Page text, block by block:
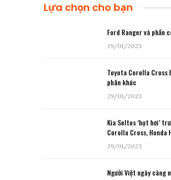
Lựa chọn cho bạn
Ford Ranger và phần
29/01/2023
Toyota Corolla Cross
phân khúc
29/01/2023
Kia Seltos ‘hụt hơi’
Corolla Cross, Honda
29/01/2023
Người Việt ngày càng